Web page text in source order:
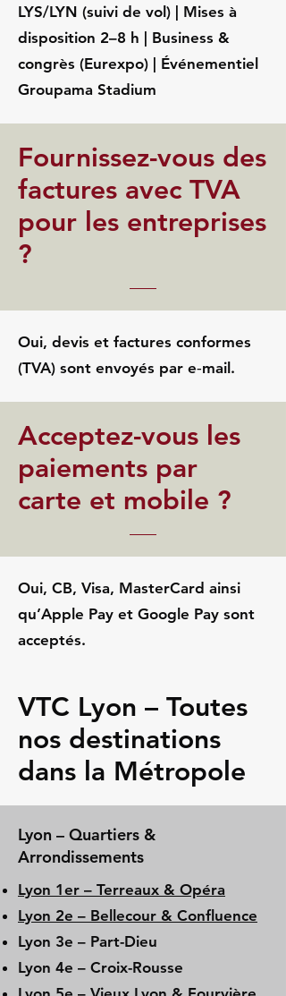
LYS/LYN (suivi de vol) | Mises à
disposition 2–8 h | Business &
congrès (Eurexpo) | Événementiel
Groupama Stadium
Fournissez-vous des
factures avec TVA
pour les entreprises
?
Oui, devis et factures conformes
(TVA) sont envoyés par e‑mail.
Acceptez-vous les
paiements par
carte et mobile ?
Oui, CB, Visa, MasterCard ainsi
qu’Apple Pay et Google Pay sont
acceptés.
VTC Lyon – Toutes
nos destinations
dans la Métropole
Lyon – Quartiers &
Arrondissements
Lyon 1er – Terreaux & Opéra
Lyon 2e – Bellecour & Confluence
Lyon 3e – Part-Dieu
Lyon 4e – Croix-Rousse